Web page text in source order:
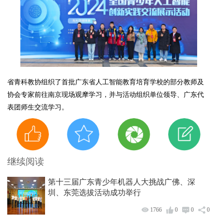
省青科教协组织了首批广东省人工智能教育培育学校的部分教师及
协会专家前往南京现场观摩学习，并与活动组织单位领导、广东代
表团师生交流学习。
继续阅读
第十三届广东青少年机器人大挑战广佛、深
圳、东莞选拔活动成功举行
1766 0 0 0